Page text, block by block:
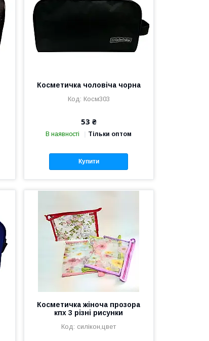
Косметичка чоловіча чорна
Косм303
53 ₴
В наявності Тільки оптом
Купити
Косметичка жіноча прозора
кпх 3 різні рисунки
силікон,цвет